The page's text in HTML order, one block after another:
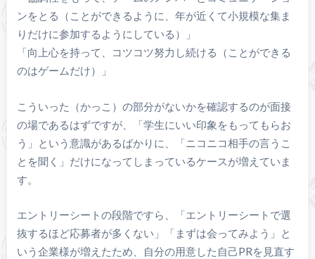
ンをとる（ことができるように、年が近くて小規模な集ま
りだけに参加するようにしている）」
「向上心を持って、コツコツ努力し続ける（ことができる
のはゲームだけ）」
こういった（かっこ）の部分がないかを確認するのが面接
の場であるはずですが、「学生にいい印象をもってもらお
う」という意識があるばかりに、「ニコニコ相手の言うこ
とを聞く」だけになってしまっているケースが増えていま
す。
エントリーシートの段階ですら、「エントリーシートで選
抜するほど応募者が多くない」「まずは会ってみよう」と
いう企業様が増えたため、自分の用意した自己PRを見直す